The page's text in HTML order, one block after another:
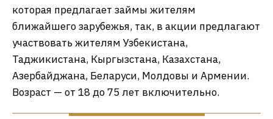
которая предлагает займы жителям
ближайшего зарубежья, так, в акции предлагают
участвовать жителям Узбекистана,
Таджикистана, Кыргызстана, Казахстана,
Азербайджана, Беларуси, Молдовы и Армении.
Возраст — от 18 до 75 лет включительно.